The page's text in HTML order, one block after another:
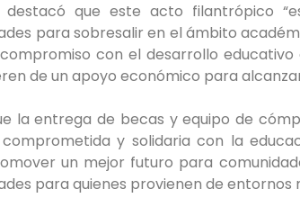
destacó que este acto filantrópico
para sobresalir en el ámbito
con el desarrollo
de un apoyo económico para
la entrega de becas y equipo de
y solidaria con la
un mejor futuro para
para quienes provienen de entornos